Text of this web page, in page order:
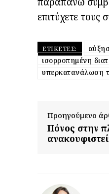
επιτύχετε τους
ΕΤΙΚΈΤΕΣ:
ισορροπημένη
υπερκατανάλωση
Προηγούμενο
Πόνος στην